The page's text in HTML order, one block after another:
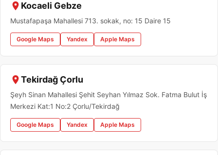
Kocaeli Gebze
Mustafapaşa Mahallesi 713. sokak, no: 15 Daire 15
Google Maps Yandex Apple Maps
Tekirdağ Çorlu
Şeyh Sinan Mahallesi Şehit Seyhan Yılmaz Sok. Fatma Bulut İş
Merkezi Kat:1 No:2 Çorlu/Tekirdağ
Google Maps Yandex Apple Maps